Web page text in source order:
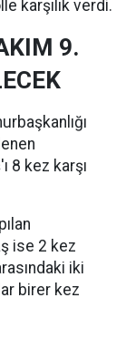
karşılık verdi.
9.
8 kez karşı
ise 2 kez
iki
birer kez